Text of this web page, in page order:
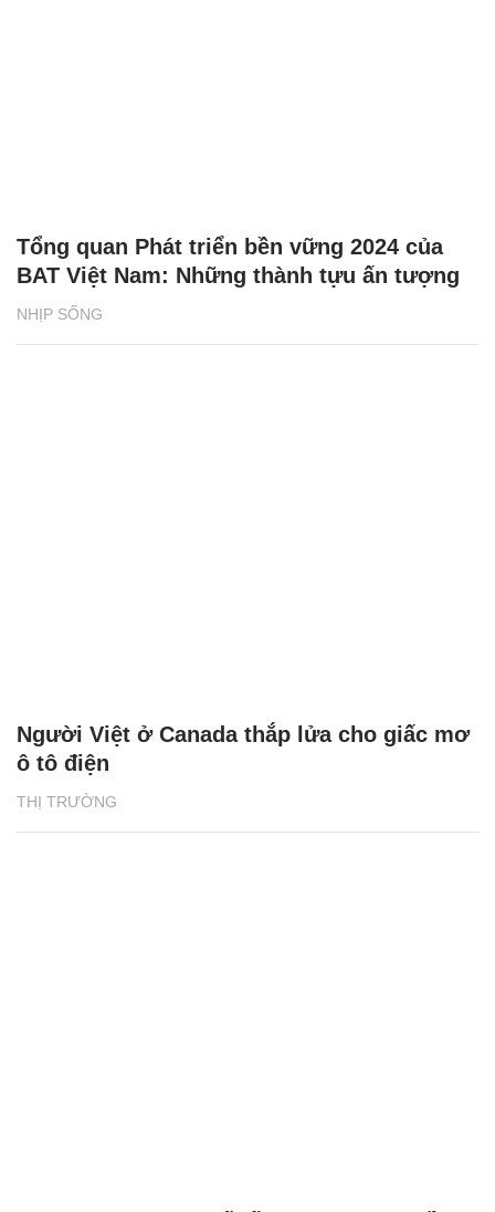
NHỊP SỐNG
Tổng quan Phát triển bền vững 2024 của
BAT Việt Nam: Những thành tựu ấn tượng
THỊ TRƯỜNG
Người Việt ở Canada thắp lửa cho giấc mơ
ô tô điện